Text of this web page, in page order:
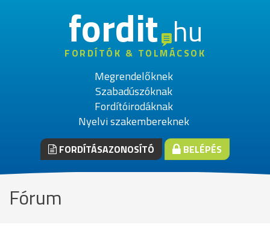
fordithu
FORDÍTÓK & TOLMÁCSOK
Megrendelőknek
Szabadúszóknak
Fordítóirodáknak
Nyelvi szakembereknek
FORDÍTÁSAZONOSÍTÓ BELÉPÉS
Fórum